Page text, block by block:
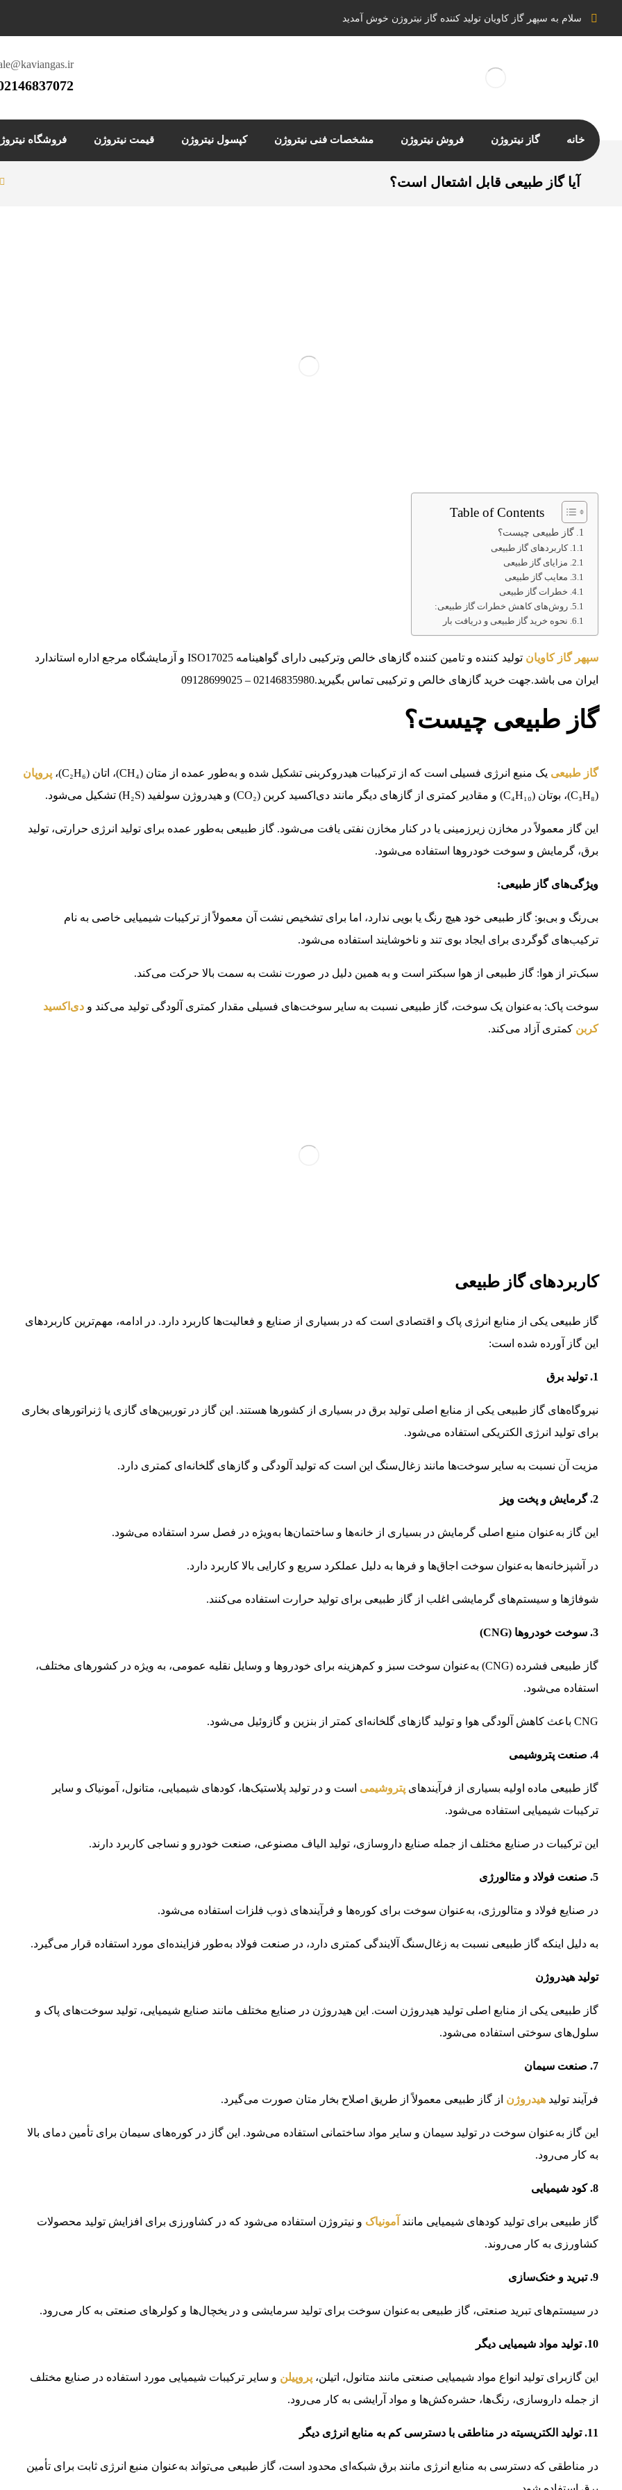
سلام به سپهر گاز کاویان تولید کننده گاز نیتروژن خوش آمدید
خانه گاز نیتروژن فروش نیتروژن مشخصات فنی نیتروژن کپسول نیتروژن قیمت نیتروژن فروشگاه
آیا گاز طبیعی قابل اشتعال است؟
Table of Contents
گاز طبیعی چیست؟
کاربردهای گاز طبیعی
مزایای گاز طبیعی
معایب گاز طبیعی
خطرات گاز طبیعی
روش‌های کاهش خطرات گاز طبیعی:
نحوه خرید گاز طبیعی و دریافت بار
سپهر گاز کاویان
تولید کننده و تامین کننده گازهای خالص وترکیبی دارای گواهینامه ISO17025 و آزمایشگاه مرجع اداره استاندارد
ایران می باشد.جهت خرید گازهای خالص و ترکیبی تماس بگیرید.02146835980 – 09128699025
گاز طبیعی چیست؟
گاز طبیعی یک منبع انرژی فسیلی است که از ترکیبات هیدروکربنی تشکیل شده و به‌طور عمده از متان (CH₄)، اتان (C₂H₆)،
پروپان
(C₃H₈)، بوتان (C₄H₁₀) و مقادیر کمتری از گازهای دیگر مانند دی‌اکسید کربن (CO₂) و هیدروژن سولفید (H₂S) تشکیل می‌شود.
این گاز معمولاً در مخازن زیرزمینی یا در کنار مخازن نفتی یافت می‌شود. گاز طبیعی به‌طور عمده برای تولید انرژی حرارتی، تولید
برق، گرمایش و سوخت خودروها استفاده می‌شود.
ویژگی‌های گاز طبیعی:
بی‌رنگ و بی‌بو: گاز طبیعی خود هیچ رنگ یا بویی ندارد، اما برای تشخیص نشت آن معمولاً از ترکیبات شیمیایی خاصی به نام
ترکیب‌های گوگردی برای ایجاد بوی تند و ناخوشایند استفاده می‌شود.
سبک‌تر از هوا: گاز طبیعی از هوا سبکتر است و به همین دلیل در صورت نشت به سمت بالا حرکت می‌کند.
سوخت پاک: به‌عنوان یک سوخت، گاز طبیعی نسبت به سایر سوخت‌های فسیلی مقدار کمتری آلودگی تولید می‌کند و دی‌اکسید
کربن کمتری آزاد می‌کند.
کاربردهای گاز طبیعی
گاز طبیعی یکی از منابع انرژی پاک و اقتصادی است که در بسیاری از صنایع و فعالیت‌ها کاربرد دارد. در ادامه، مهم‌ترین کاربردهای
این گاز آورده شده است:
1. تولید برق
نیروگاه‌های گاز طبیعی یکی از منابع اصلی تولید برق در بسیاری از کشورها هستند. این گاز در توربین‌های گازی یا ژنراتورهای بخاری
برای تولید انرژی الکتریکی استفاده می‌شود.
مزیت آن نسبت به سایر سوخت‌ها مانند زغال‌سنگ این است که تولید آلودگی و گازهای گلخانه‌ای کمتری دارد.
2. گرمایش و پخت‌ وپز
این گاز به‌عنوان منبع اصلی گرمایش در بسیاری از خانه‌ها و ساختمان‌ها به‌ویژه در فصل سرد استفاده می‌شود.
در آشپزخانه‌ها به‌عنوان سوخت اجاق‌ها و فرها به دلیل عملکرد سریع و کارایی بالا کاربرد دارد.
شوفاژها و سیستم‌های گرمایشی اغلب از گاز طبیعی برای تولید حرارت استفاده می‌کنند.
3. سوخت خودروها (CNG)
گاز طبیعی فشرده (CNG) به‌عنوان سوخت سبز و کم‌هزینه برای خودروها و وسایل نقلیه عمومی، به ویژه در کشورهای مختلف،
استفاده می‌شود.
CNG باعث کاهش آلودگی هوا و تولید گازهای گلخانه‌ای کمتر از بنزین و گازوئیل می‌شود.
4. صنعت پتروشیمی
گاز طبیعی ماده اولیه بسیاری از فرآیندهای پتروشیمی است و در تولید پلاستیک‌ها، کودهای شیمیایی، متانول، آمونیاک و سایر
ترکیبات شیمیایی استفاده می‌شود.
این ترکیبات در صنایع مختلف از جمله صنایع داروسازی، تولید الیاف مصنوعی، صنعت خودرو و نساجی کاربرد دارند.
5. صنعت فولاد و متالورژی
در صنایع فولاد و متالورژی، به‌عنوان سوخت برای کوره‌ها و فرآیندهای ذوب فلزات استفاده می‌شود.
به دلیل اینکه گاز طبیعی نسبت به زغال‌سنگ آلایندگی کمتری دارد، در صنعت فولاد به‌طور فزاینده‌ای مورد استفاده قرار می‌گیرد.
تولید هیدروژن
گاز طبیعی یکی از منابع اصلی تولید هیدروژن است. این هیدروژن در صنایع مختلف مانند صنایع شیمیایی، تولید سوخت‌های پاک و
سلول‌های سوختی استفاده می‌شود.
7. صنعت سیمان
فرآیند تولید هیدروژن از گاز طبیعی معمولاً از طریق اصلاح بخار متان صورت می‌گیرد.
این گاز به‌عنوان سوخت در تولید سیمان و سایر مواد ساختمانی استفاده می‌شود. این گاز در کوره‌های سیمان برای تأمین دمای بالا
به کار می‌رود.
8. کود شیمیایی
گاز طبیعی برای تولید کودهای شیمیایی مانند آمونیاک و نیتروژن استفاده می‌شود که در کشاورزی برای افزایش تولید محصولات
کشاورزی به کار می‌روند.
9. تبرید و خنک‌سازی
در سیستم‌های تبرید صنعتی، گاز طبیعی به‌عنوان سوخت برای تولید سرمایشی و در یخچال‌ها و کولرهای صنعتی به کار می‌رود.
10. تولید مواد شیمیایی دیگر
این گازبرای تولید انواع مواد شیمیایی صنعتی مانند متانول، اتیلن، پروپیلن و سایر ترکیبات شیمیایی مورد استفاده در صنایع مختلف
از جمله داروسازی، رنگ‌ها، حشره‌کش‌ها و مواد آرایشی به کار می‌رود.
11. تولید الکتریسیته در مناطقی با دسترسی کم به منابع انرژی دیگر
در مناطقی که دسترسی به منابع انرژی مانند برق شبکه‌ای محدود است، گاز طبیعی می‌تواند به‌عنوان منبع انرژی ثابت برای تأمین